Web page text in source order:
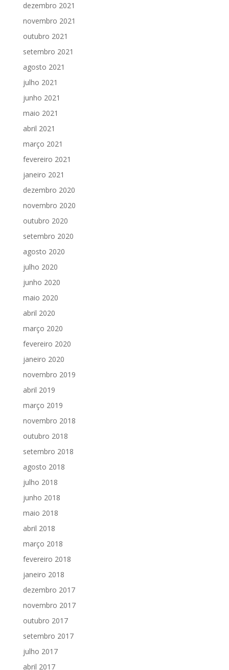
dezembro 2021
novembro 2021
outubro 2021
setembro 2021
agosto 2021
julho 2021
junho 2021
maio 2021
abril 2021
março 2021
fevereiro 2021
janeiro 2021
dezembro 2020
novembro 2020
outubro 2020
setembro 2020
agosto 2020
julho 2020
junho 2020
maio 2020
abril 2020
março 2020
fevereiro 2020
janeiro 2020
novembro 2019
abril 2019
março 2019
novembro 2018
outubro 2018
setembro 2018
agosto 2018
julho 2018
junho 2018
maio 2018
abril 2018
março 2018
fevereiro 2018
janeiro 2018
dezembro 2017
novembro 2017
outubro 2017
setembro 2017
julho 2017
abril 2017